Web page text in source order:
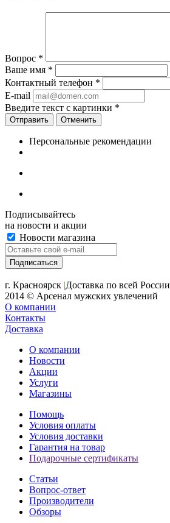
Вопрос *
Ваше имя *
Контактный телефон *
E-mail
Введите текст с картинки *
Отменить
Персональные рекомендации
Подписывайтесь
на новости и акции
Новости магазина
г. Красноярск |Доставка по всей России
2014 © Арсенал мужских увлечений
О компании
Контакты
Доставка
О компании
Новости
Акции
Услуги
Магазины
Помощь
Условия оплаты
Условия доставки
Гарантия на товар
Подарочные сертификаты
Статьи
Вопрос-ответ
Производители
Обзоры